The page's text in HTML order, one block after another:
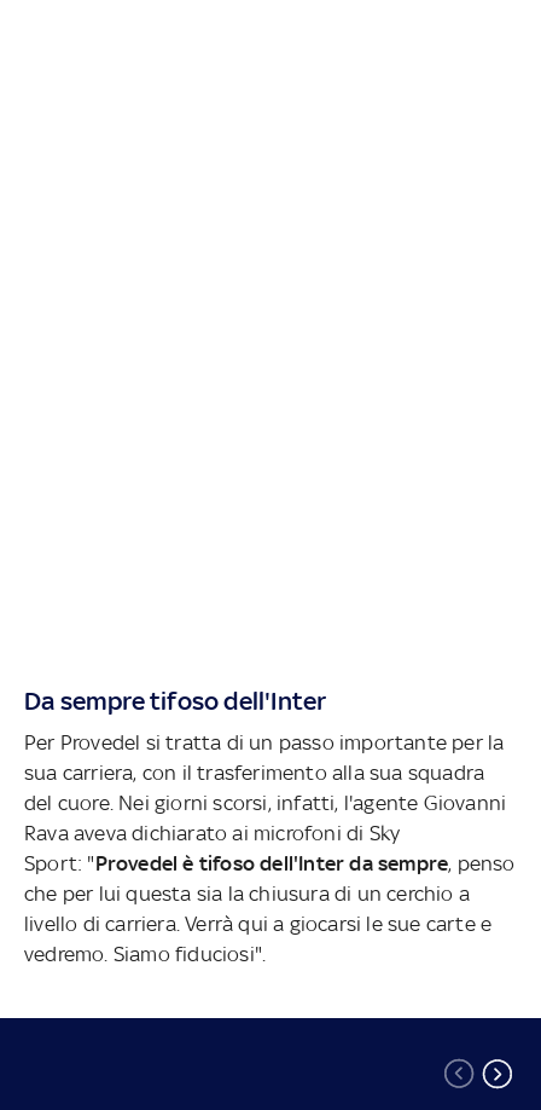
Da sempre tifoso dell'Inter
Per Provedel si tratta di un passo importante per la
sua carriera, con il trasferimento alla sua squadra
del cuore. Nei giorni scorsi, infatti, l'agente Giovanni
Rava aveva dichiarato ai microfoni di Sky
Sport: "Provedel è tifoso dell'Inter da sempre, penso
che per lui questa sia la chiusura di un cerchio a
livello di carriera. Verrà qui a giocarsi le sue carte e
vedremo. Siamo fiduciosi".